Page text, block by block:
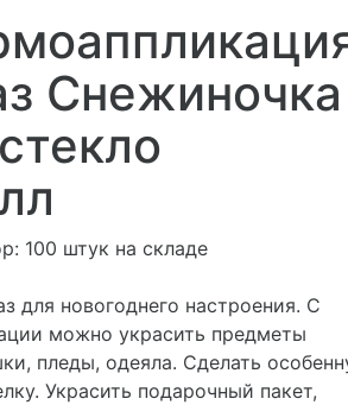
Снежиночка
100 штук на складе
для новогоднего настроения. С
можно украсить предметы
пледы, одеяла. Сделать
Украсить подарочный пакет,